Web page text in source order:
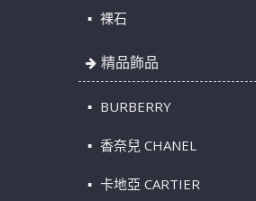
裸石
精品飾品
BURBERRY
香奈兒 CHANEL
卡地亞 CARTIER